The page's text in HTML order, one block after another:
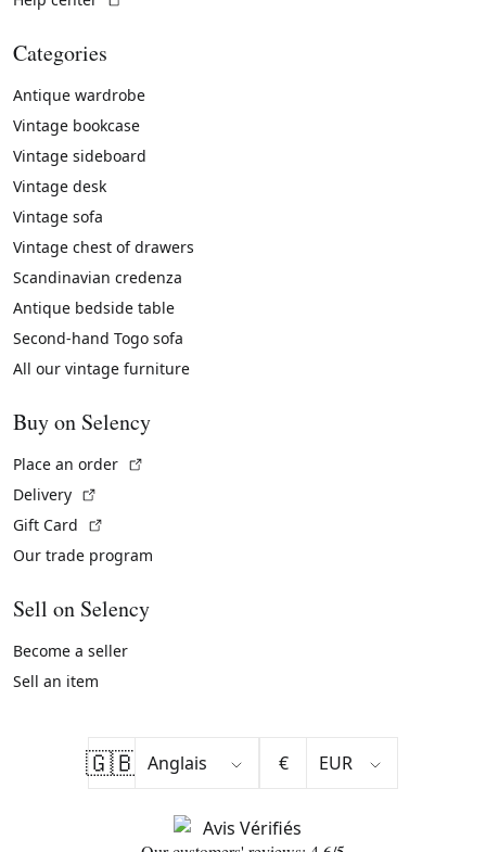
Categories
Antique wardrobe
Vintage bookcase
Vintage sideboard
Vintage desk
Vintage sofa
Vintage chest of drawers
Scandinavian credenza
Antique bedside table
Second-hand Togo sofa
All our vintage furniture
Buy on Selency
Place an order
Delivery
Gift Card
Our trade program
Sell on Selency
Become a seller
Sell an item
🇬🇧 €